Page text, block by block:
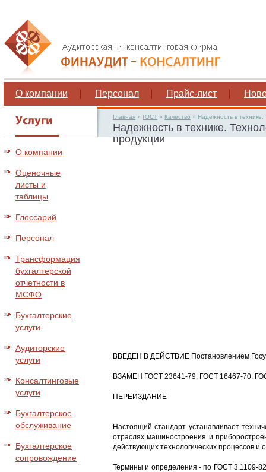
О компании Персонал Прайс-лист
О компании
Оценочные
листы и
таблицы
Глоссарий
Персонал
Трансформация
бухгалтерской
отчетности в
МСФО
Бухгалтерские
услуги
Аудиторские
услуги
Консалтинговые
услуги
Бухгалтерское
обслуживание
Бухгалтерское
сопровождение
Главная » ГОСТ » Качество » Надежность в
Надежность в технике.
продукции
ВВЕДЕН В ДЕЙСТВИЕ Постановлением
ВЗАМЕН ГОСТ 23641-79, ГОСТ 16467-70,
ПЕРЕИЗДАНИЕ
Настоящий стандарт устанавливает
отраслях машиностроения и
действующих технологических процессов и
Термины и определения - по ГОСТ 3.1109-